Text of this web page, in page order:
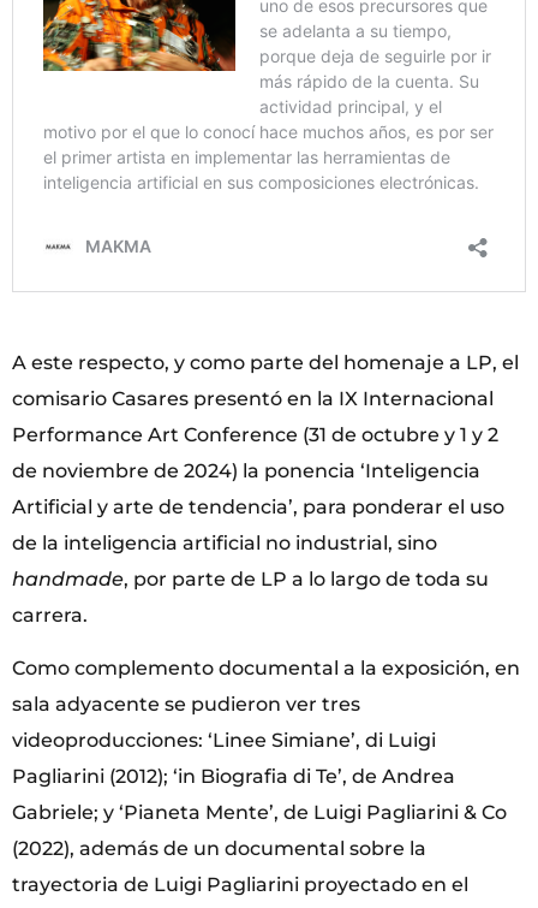
A este respecto, y como parte del homenaje a LP, el
comisario Casares presentó en la IX Internacional
Performance Art Conference (31 de octubre y 1 y 2
de noviembre de 2024) la ponencia ‘Inteligencia
Artificial y arte de tendencia’, para ponderar el uso
de la inteligencia artificial no industrial, sino
handmade, por parte de LP a lo largo de toda su
carrera.
Como complemento documental a la exposición, en
sala adyacente se pudieron ver tres
videoproducciones: ‘Linee Simiane’, di Luigi
Pagliarini (2012); ‘in Biografia di Te’, de Andrea
Gabriele; y ‘Pianeta Mente’, de Luigi Pagliarini & Co
(2022), además de un documental sobre la
trayectoria de Luigi Pagliarini proyectado en el